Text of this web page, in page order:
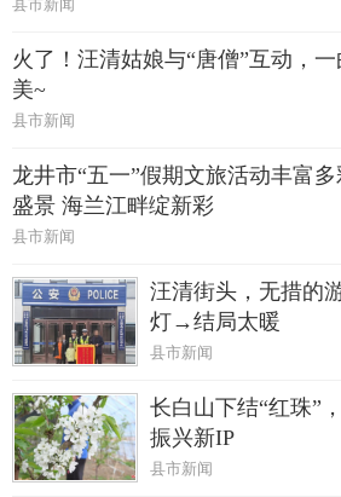
县市新闻
火了！汪清姑娘与“唐僧”互动，
美~
县市新闻
龙井市“五一”假期文旅活动丰富
盛景 海兰江畔绽新彩
县市新闻
汪清街头，无措的
灯→结局太暖
县市新闻
长白山下结“红珠”
振兴新IP
县市新闻